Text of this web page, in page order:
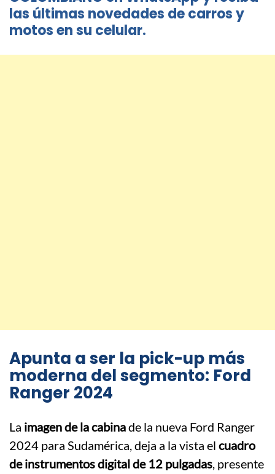
las últimas novedades de carros y
motos en su celular.
Apunta a ser la pick-up más
moderna del segmento: Ford
Ranger 2024
La imagen de la cabinade la nueva Ford Ranger
2024 para Sudamérica, deja a la vista el cuadro
de instrumentos digital de 12 pulgadas, presente